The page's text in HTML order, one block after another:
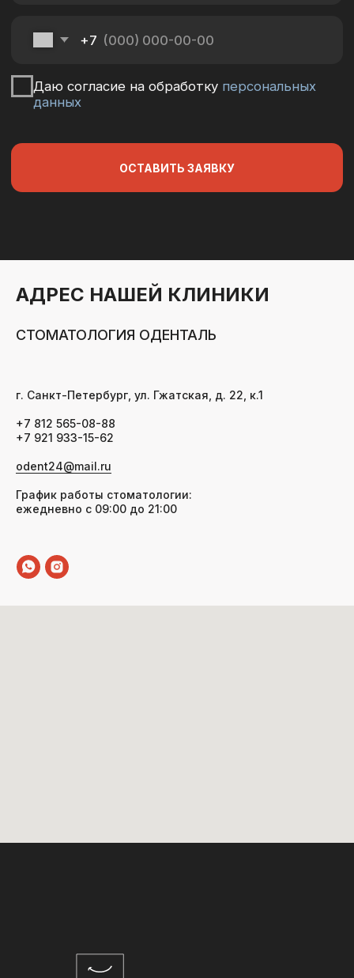
АДРЕС НАШЕЙ КЛИНИКИ
СТОМАТОЛОГИЯ ОДЕНТАЛЬ
г. Санкт-Петербург, ул. Гжатская, д. 22, к.1
+7 812 565-08-88
+7 921 933-15-62
odent24@mail.ru
График работы стоматологии:
ежедневно с 09:00 до 21:00